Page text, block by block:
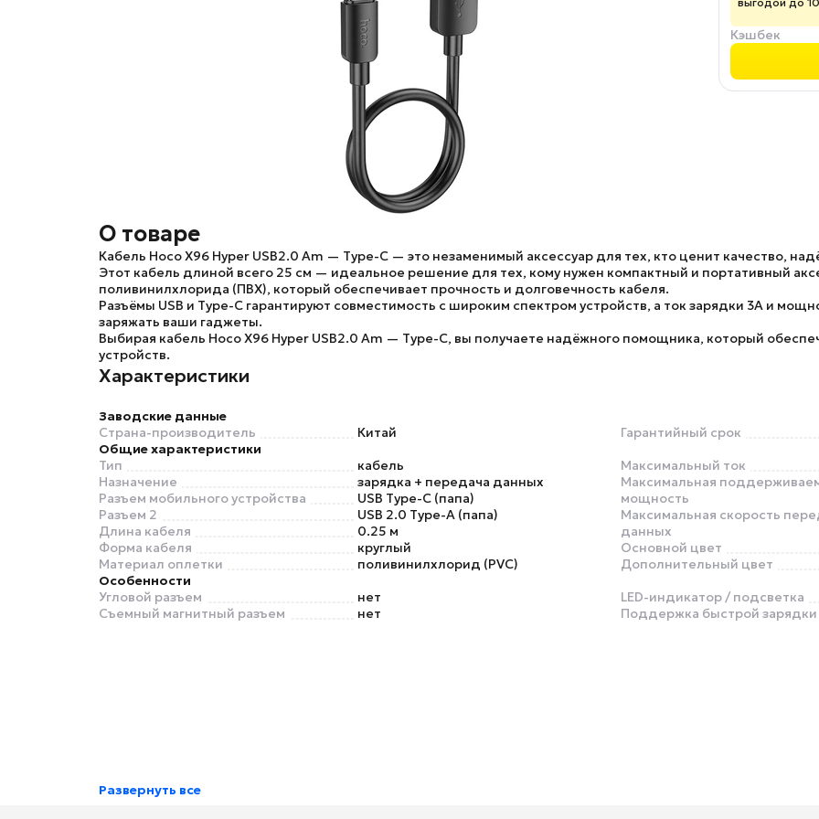
Кэшбек
О товаре
Кабель Hoco X96 Hyper USB2.0 Am — Type-C — это незаменимый аксессуар для тех, кто ценит качество,
Этот кабель длиной всего 25 см — идеальное решение для тех, кому нужен компактный и портативный
поливинилхлорида (ПВХ), который обеспечивает прочность и долговечность кабеля.
Разъёмы USB и Type-C гарантируют совместимость с широким спектром устройств, а ток зарядки 3A и
заряжать ваши гаджеты.
Выбирая кабель Hoco X96 Hyper USB2.0 Am — Type-C, вы получаете надёжного помощника, который
устройств.
Характеристики
Заводские данные
Страна-производитель
Китай
Гарантийный срок
Общие характеристики
Тип
кабель
Назначение
зарядка + передача данных
Разъем мобильного устройства
USB Type-C (папа)
Разъем 2
USB 2.0 Type-A (папа)
Длина кабеля
0.25 м
Форма кабеля
круглый
Материал оплетки
поливинилхлорид (PVC)
Максимальный ток
Максимальная
мощность
Максимальная скорость
данных
Основной цвет
Дополнительный цвет
Особенности
Угловой разъем
нет
Съемный магнитный разъем
нет
LED-индикатор / подсветка
Поддержка быстрой зарядки
Развернуть все